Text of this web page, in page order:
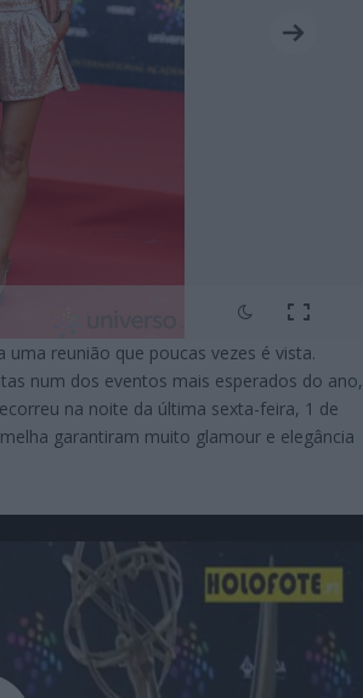
reunião que poucas vezes é vista.
num dos eventos mais esperados do ano,
na noite da última sexta-feira, 1 de
garantiram muito glamour e elegância